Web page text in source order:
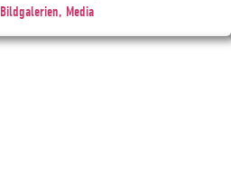
Bildgalerien, Media